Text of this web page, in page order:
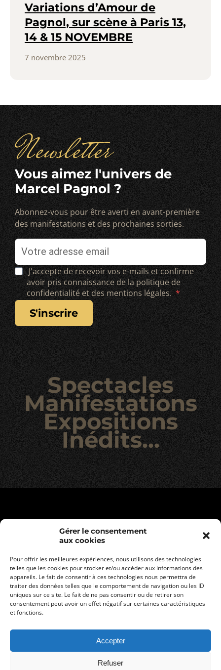
Gérer le consentement
aux cookies
Pour offrir les meilleures expériences, nous utilisons des technologies
telles que les cookies pour stocker et/ou accéder aux informations des
appareils. Le fait de consentir à ces technologies nous permettra de
traiter des données telles que le comportement de navigation ou les ID
uniques sur ce site. Le fait de ne pas consentir ou de retirer son
consentement peut avoir un effet négatif sur certaines caractéristiques
et fonctions.
Accepter
Refuser
Variations d’Amour de
Pagnol, sur scène à Paris 13,
14 & 15 NOVEMBRE
7 novembre 2025
Newsletter
Vous aimez l'univers de
Marcel Pagnol ?
Abonnez-vous pour être averti en avant-première
des manifestations et des prochaines sorties.
J'accepte de recevoir vos e-mails et confirme
avoir pris connaissance de la politique de
confidentialité et des mentions légales.
s'inscrire
Spectacles
Manifestations
Expositions
Inédits...
Conditions générales de vente